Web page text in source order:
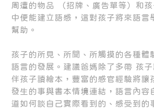
周遭的物品 （招牌、廣告單等）和
中便能建立語感，這對孩子將來語言
幫助。
孩子的所見、所聞、所觸摸的各種體
語言的發展。建議爸媽除了多帶 孩
伴孩子讀繪本，豐富的感官經驗將讓
發生的事與書本情境連結，語言內容
道如何談自己實際看到的、感受到的